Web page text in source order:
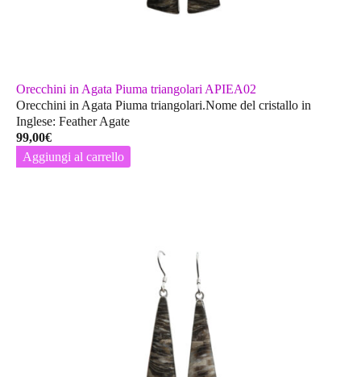
Orecchini in Agata Piuma triangolari APIEA02
Orecchini in Agata Piuma triangolari.Nome del cristallo in
Inglese: Feather Agate
99,00€
Aggiungi al carrello